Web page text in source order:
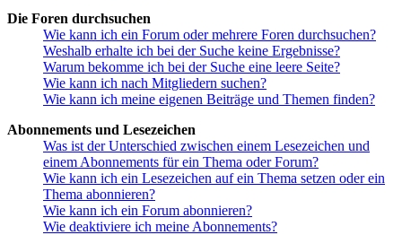
Die Foren durchsuchen
Wie kann ich ein Forum oder mehrere Foren durchsuchen?
Weshalb erhalte ich bei der Suche keine Ergebnisse?
Warum bekomme ich bei der Suche eine leere Seite?
Wie kann ich nach Mitgliedern suchen?
Wie kann ich meine eigenen Beiträge und Themen finden?
Abonnements und Lesezeichen
Was ist der Unterschied zwischen einem Lesezeichen und
einem Abonnements für ein Thema oder Forum?
Wie kann ich ein Lesezeichen auf ein Thema setzen oder ein
Thema abonnieren?
Wie kann ich ein Forum abonnieren?
Wie deaktiviere ich meine Abonnements?